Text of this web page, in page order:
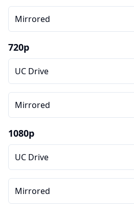
Mirrored
720p
UC Drive
Mirrored
1080p
UC Drive
Mirrored